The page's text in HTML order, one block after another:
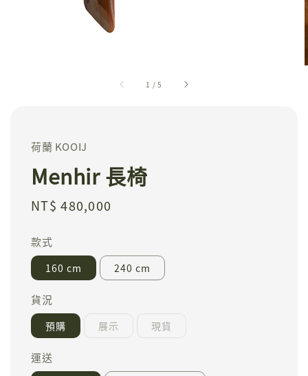
1 /5
荷蘭 KOOIJ
Menhir 長椅
Regular
NT$ 480,000
款式
160 cm 240 cm
貨況
預購 展示 現貨
運送